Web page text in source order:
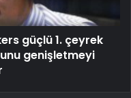
güçlü 1. çeyrek
genişletmeyi